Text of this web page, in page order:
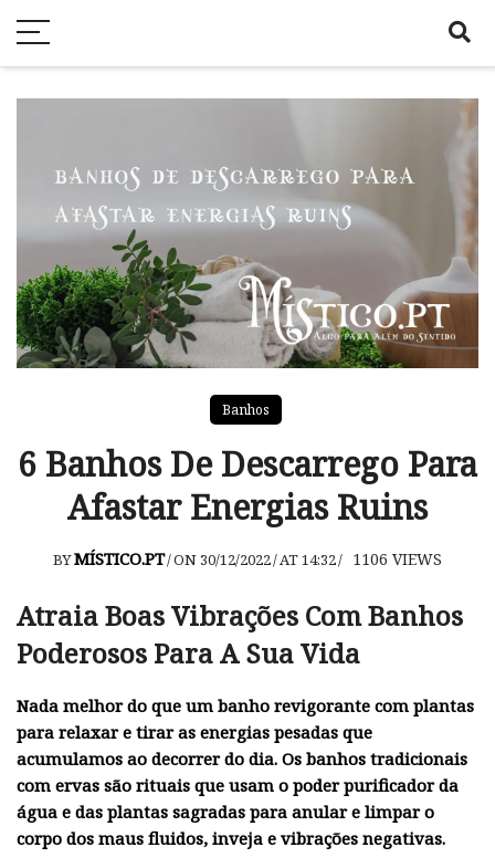
Banhos
6 Banhos De Descarrego Para
Afastar Energias Ruins
BYMÍSTICO.PT/ON 30/12/2022/AT 14:32/ 1106 VIEWS
Atraia Boas Vibrações Com Banhos
Poderosos Para A Sua Vida
Nada melhor do que um banho revigorante com plantas
para relaxar e tirar as energias pesadas que
acumulamos ao decorrer do dia. Os banhos tradicionais
com ervas são rituais que usam o poder purificador da
água e das plantas sagradas para anular e limpar o
corpo dos maus fluidos, inveja e vibrações negativas.